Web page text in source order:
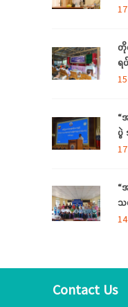
က
တို
ရ
လို
“
ပွဲ
ပ
“
သ
ပ
Contact Us